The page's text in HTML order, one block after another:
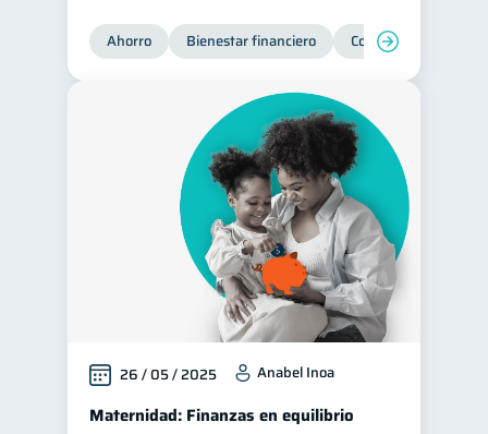
Ahorro Bienestar financiero Consejos
26 / 05 / 2025 Anabel Inoa
Maternidad: Finanzas en equilibrio